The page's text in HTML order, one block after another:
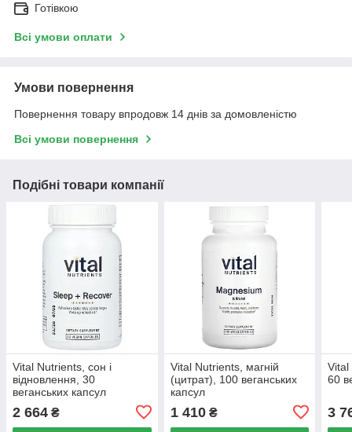
Готівкою
Всі умови оплати
Умови повернення
Повернення товару впродовж 14 днів за домовленістю
Всі умови повернення
Подібні товари компанії
Vital Nutrients, сон і
відновлення, 30
веганських капсул
2 664 ₴
Vital Nutrients, магній
(цитрат), 100 веганських
капсул
1 410₴
Vital
60
3